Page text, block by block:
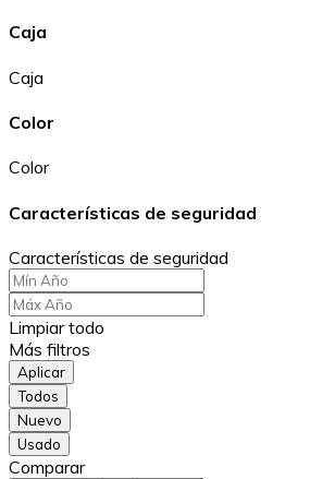
Caja
Caja
Color
Color
Características de seguridad
Características de seguridad
Limpiar todo
Más filtros
Aplicar
Todos
Nuevo
Usado
Comparar